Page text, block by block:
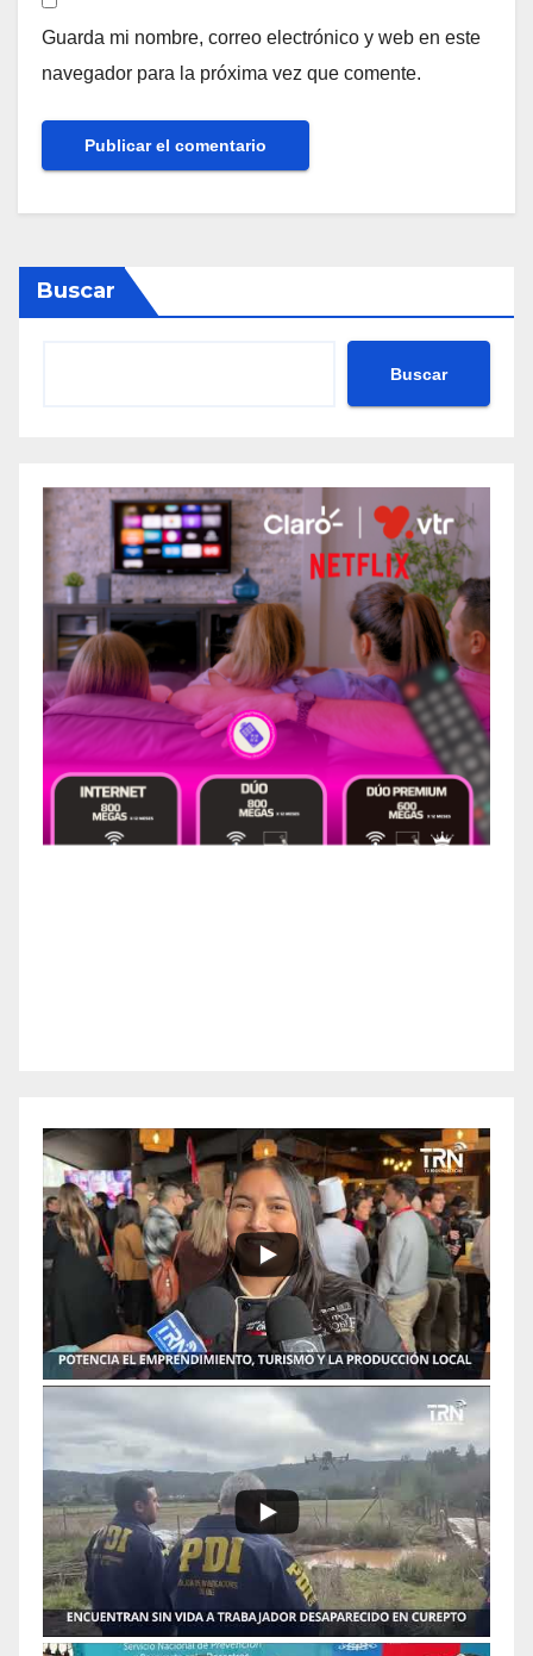
Guarda mi nombre, correo electrónico y web en este
navegador para la próxima vez que comente.
Buscar
Buscar